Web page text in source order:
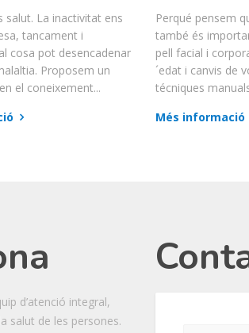
salut. La inactivitat ens
tancament i
cosa pot desencadenar
Proposem un
el coneixement...
Perqué pensem
també és
pell facial i
´edat i canvis de
técniques
Més informació
d’atenció integral,
salut de les persones.